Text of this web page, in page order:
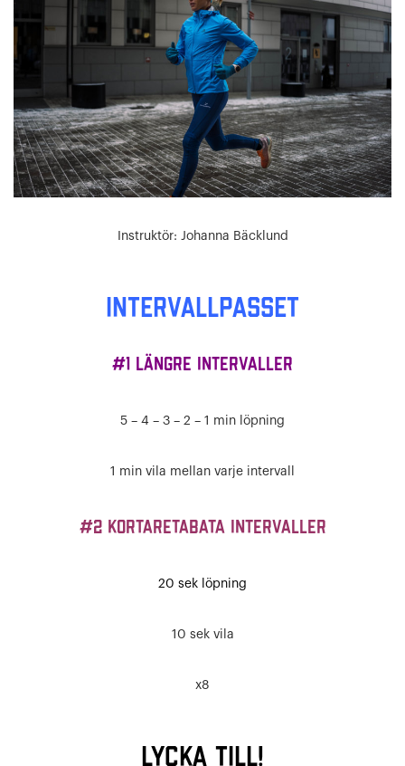
Instruktör: Johanna Bäcklund
INTERVALLPASSET
#1 Längre intervaller
5 – 4 – 3 – 2 – 1 min löpning
1 min vila mellan varje intervall
#2 Kortaretabata intervaller
20 sek löpning
10 sek vila
x8
Lycka till!